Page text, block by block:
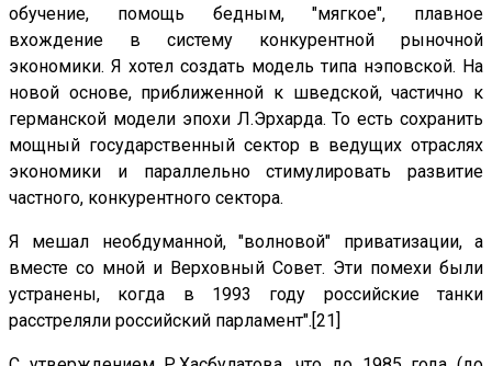
обучение, помощь бедным, "мягкое", плавное
вхождение в систему конкурентной рыночной
экономики. Я хотел создать модель типа нэповской. На
новой основе, приближенной к шведской, частично к
германской модели эпохи Л.Эрхарда. То есть сохранить
мощный государственный сектор в ведущих отраслях
экономики и параллельно стимулировать развитие
частного, конкурентного сектора.
Я мешал необдуманной, "волновой" приватизации, а
вместе со мной и Верховный Совет. Эти помехи были
устранены, когда в 1993 году российские танки
расстреляли российский парламент".[21]